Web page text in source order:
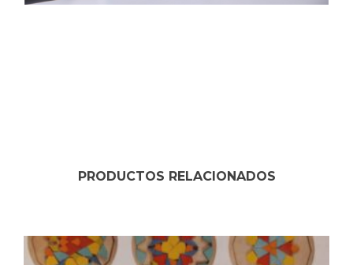
PRODUCTOS RELACIONADOS